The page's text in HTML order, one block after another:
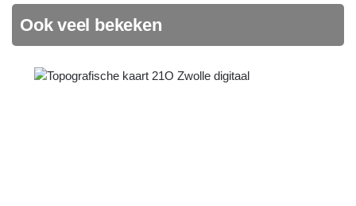
Ook veel bekeken